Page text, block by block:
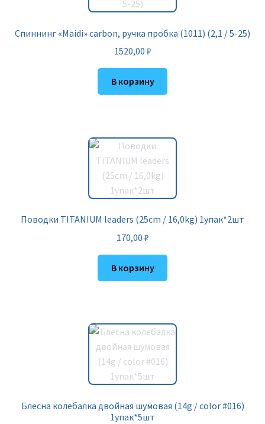
Спиннинг «Maidi» carbon, ручка пробка (1011) (2,1 / 5-25)
1520,00 ₽
В корзину
Поводки TITANIUM leaders (25cm / 16,0kg) 1упак*2шт
170,00 ₽
В корзину
Блесна колебалка двойная шумовая (14g / color #016)
1упак*5шт